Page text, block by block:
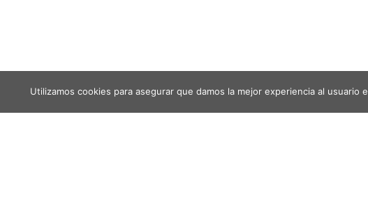
Utilizamos cookies para asegurar que damos la mejor experiencia al